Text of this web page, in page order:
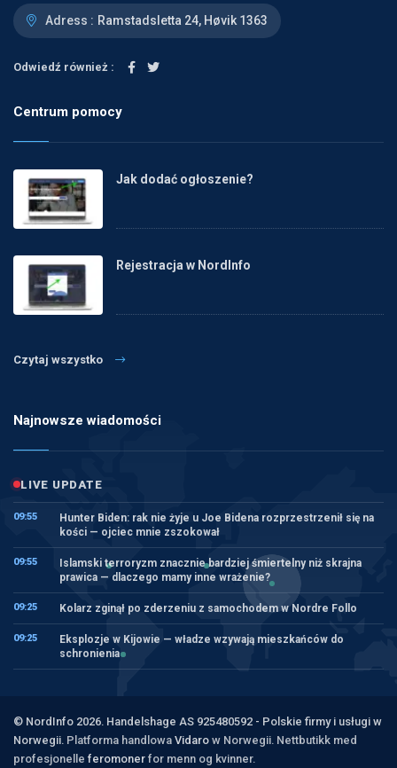
Adress : Ramstadsletta 24, Høvik 1363
Odwiedź również :
Centrum pomocy
Jak dodać ogłoszenie?
Rejestracja w NordInfo
Czytaj wszystko
Najnowsze wiadomości
LIVE UPDATE
09:55
Hunter Biden: rak nie żyje u Joe Bidena rozprzestrzenił się na
kości — ojciec mnie zszokował
09:55
Islamski terroryzm znacznie bardziej śmiertelny niż skrajna
prawica — dlaczego mamy inne wrażenie?
09:25 Kolarz zginął po zderzeniu z samochodem w Nordre Follo
09:25
Eksplozje w Kijowie — władze wzywają mieszkańców do
schronienia
© NordInfo 2026. Handelshage AS 925480592 - Polskie firmy i usługi w
Norwegii. Platforma handlowa Vidaro w Norwegii. Nettbutikk med
profesjonelle feromoner for menn og kvinner.